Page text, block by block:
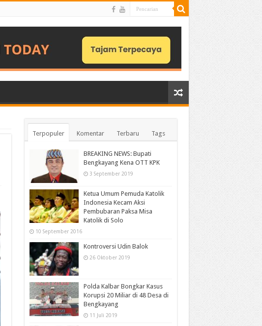
Terpopuler Komentar Terbaru Tags
BREAKING NEWS: Bupati
Bengkayang Kena OTT KPK
3 September 2019
Ketua Umum Pemuda Katolik
Indonesia Kecam Aksi
Pembubaran Paksa Misa
Katolik di Solo
10 September 2016
Kontroversi Udin Balok
26 Oktober 2019
Polda Kalbar Bongkar Kasus
Korupsi 20 Miliar di 48 Desa di
Bengkayang
11 Juli 2019